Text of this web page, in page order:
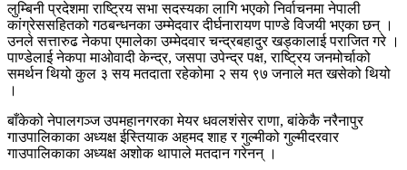
लुम्बिनी प्रदेशमा राष्ट्रिय सभा सदस्यका लागि भएको निर्वाचनमा नेपाली
कांग्रेससहितको गठबन्धनका उम्‍मेदवार दीर्घनारायण पाण्डे विजयी भएका छन् ।
उनले सत्तारुढ नेकपा एमालेका उम्‍मेदवार चन्द्रबहादुर खड्कालाई पराजित गरे ।
पाण्डेलाई नेकपा माओवादी केन्द्र, जसपा उपेन्द्र पक्ष, राष्ट्रिय जनमोर्चाको
समर्थन थियो कुल ३ सय मतदाता रहेकोमा २ सय ९७ जनाले मत खसेको थियो
।
बाँकेको नेपालगञ्ज उपमहानगरका मेयर धवलशंसेर राणा, बांकेकै नरैनापुर
गाउपालिकाका अध्यक्ष ईस्तियाक अहमद शाह र गुल्मीको गुल्मीदरवार
गाउपालिकाका अध्यक्ष अशोक थापाले मतदान गरेनन् ।